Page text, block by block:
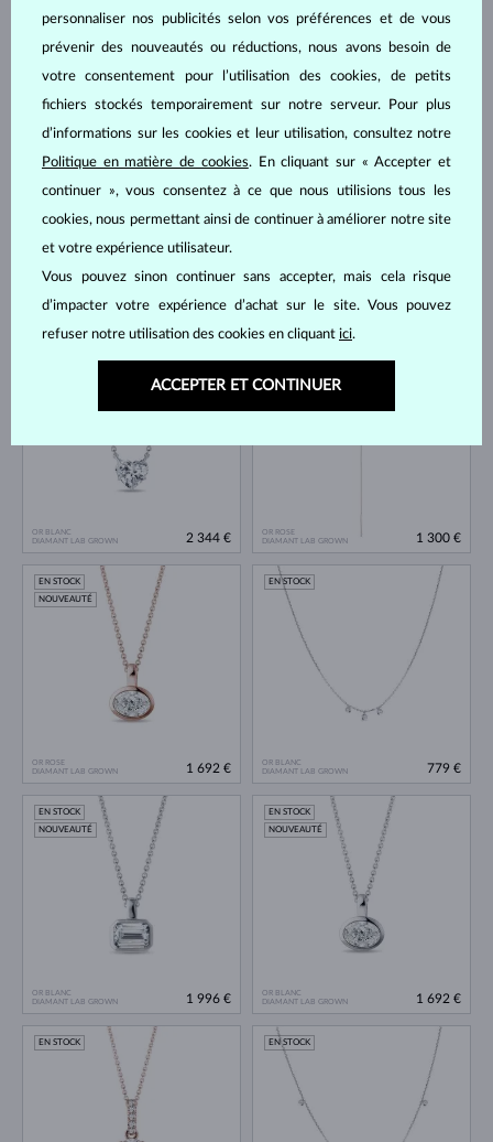
OR JAUNE
DIAMANT LAB GROWN
1 735 €
OR ROSE
DIAMANT LAB GROWN
1 996 €
OR JAUNE
DIAMANT LAB GROWN
2 170 €
OR JAUNE
DIAMANT LAB GROWN
NOUVEAUTÉ
1 692 €
OR BLANC
DIAMANT LAB GROWN
2 344 €
OR ROSE
DIAMANT LAB GROWN
1 300 €
OR ROSE
DIAMANT LAB GROWN
EN STOCK
NOUVEAUTÉ
1 692 €
OR BLANC
DIAMANT LAB GROWN
EN STOCK
779 €
OR BLANC
DIAMANT LAB GROWN
EN STOCK
NOUVEAUTÉ
1 996 €
OR BLANC
DIAMANT LAB GROWN
EN STOCK
NOUVEAUTÉ
1 692 €
EN STOCK EN STOCK
personnaliser nos publicités selon vos préférences et de vous
prévenir des nouveautés ou réductions, nous avons besoin de
votre consentement pour l’utilisation des cookies, de petits
fichiers stockés temporairement sur notre serveur. Pour plus
d’informations sur les cookies et leur utilisation, consultez notre
Politique en matière de cookies. En cliquant sur « Accepter et
continuer », vous consentez à ce que nous utilisions tous les
cookies, nous permettant ainsi de continuer à améliorer notre site
et votre expérience utilisateur.
Vous pouvez sinon continuer sans accepter, mais cela risque
d’impacter votre expérience d’achat sur le site. Vous pouvez
refuser notre utilisation des cookies en cliquant ici.
ACCEPTER ET CONTINUER